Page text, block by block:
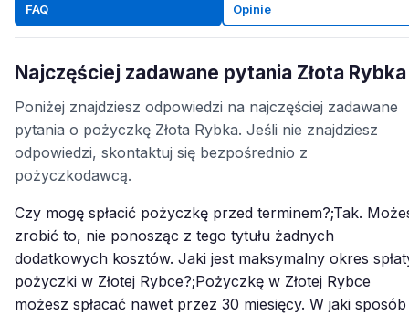
FAQ Opinie
Najczęściej zadawane pytania Złota Rybka
Poniżej znajdziesz odpowiedzi na najczęściej zadawane
pytania o pożyczkę Złota Rybka. Jeśli nie znajdziesz
odpowiedzi, skontaktuj się bezpośrednio z
pożyczkodawcą.
Czy mogę spłacić pożyczkę przed terminem?;Tak.
zrobić to, nie ponosząc z tego tytułu żadnych
dodatkowych kosztów. Jaki jest maksymalny okres
pożyczki w Złotej Rybce?;Pożyczkę w Złotej Rybce
możesz spłacać nawet przez 30 miesięcy. W jaki sposób